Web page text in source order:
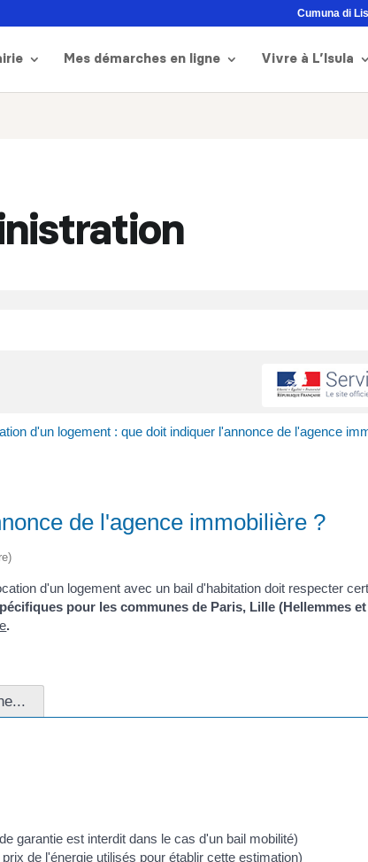
Cumuna di
Mes démarches en ligne Vivre à L’Isula
d'un logement : que doit indiquer l'annonce de l'agence
de l'agence immobilière ?
d'un logement avec un bail d'habitation doit respecter
pour les communes de Paris, Lille (Hellemmes
.
garantie est interdit dans le cas d'un bail mobilité)
de l'énergie utilisés pour établir cette estimation)